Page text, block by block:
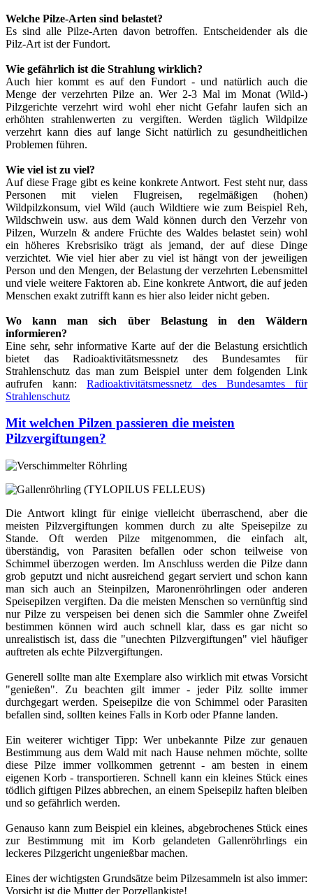
Welche Pilze-Arten sind belastet?
Es sind alle Pilze-Arten davon betroffen. Entscheidender als die
Pilz-Art ist der Fundort.
Wie gefährlich ist die Strahlung wirklich?
Auch hier kommt es auf den Fundort - und natürlich auch die
Menge der verzehrten Pilze an. Wer 2-3 Mal im Monat (Wild-)
Pilzgerichte verzehrt wird wohl eher nicht Gefahr laufen sich an
erhöhten strahlenwerten zu vergiften. Werden täglich Wildpilze
verzehrt kann dies auf lange Sicht natürlich zu gesundheitlichen
Problemen führen.
Wie viel ist zu viel?
Auf diese Frage gibt es keine konkrete Antwort. Fest steht nur, dass
Personen mit vielen Flugreisen, regelmäßigen (hohen)
Wildpilzkonsum, viel Wild (auch Wildtiere wie zum Beispiel Reh,
Wildschwein usw. aus dem Wald können durch den Verzehr von
Pilzen, Wurzeln & andere Früchte des Waldes belastet sein) wohl
ein höheres Krebsrisiko trägt als jemand, der auf diese Dinge
verzichtet. Wie viel hier aber zu viel ist hängt von der jeweiligen
Person und den Mengen, der Belastung der verzehrten Lebensmittel
und viele weitere Faktoren ab. Eine konkrete Antwort, die auf jeden
Menschen exakt zutrifft kann es hier also leider nicht geben.
Wo kann man sich über Belastung in den Wäldern
informieren?
Eine sehr, sehr informative Karte auf der die Belastung ersichtlich
bietet das Radioaktivitätsmessnetz des Bundesamtes für
Strahlenschutz das man zum Beispiel unter dem folgenden Link
aufrufen kann: Radioaktivitätsmessnetz des Bundesamtes für
Strahlenschutz
Mit welchen Pilzen passieren die meisten
Pilzvergiftungen?
Die Antwort klingt für einige vielleicht überraschend, aber die
meisten Pilzvergiftungen kommen durch zu alte Speisepilze zu
Stande. Oft werden Pilze mitgenommen, die einfach alt,
überständig, von Parasiten befallen oder schon teilweise von
Schimmel überzogen werden. Im Anschluss werden die Pilze dann
grob geputzt und nicht ausreichend gegart serviert und schon kann
man sich auch an Steinpilzen, Maronenröhrlingen oder anderen
Speisepilzen vergiften. Da die meisten Menschen so vernünftig sind
nur Pilze zu verspeisen bei denen sich die Sammler ohne Zweifel
bestimmen können wird auch schnell klar, dass es gar nicht so
unrealistisch ist, dass die "unechten Pilzvergiftungen" viel häufiger
auftreten als echte Pilzvergiftungen.
Generell sollte man alte Exemplare also wirklich mit etwas Vorsicht
"genießen". Zu beachten gilt immer - jeder Pilz sollte immer
durchgegart werden. Speisepilze die von Schimmel oder Parasiten
befallen sind, sollten keines Falls in Korb oder Pfanne landen.
Ein weiterer wichtiger Tipp: Wer unbekannte Pilze zur genauen
Bestimmung aus dem Wald mit nach Hause nehmen möchte, sollte
diese Pilze immer vollkommen getrennt - am besten in einem
eigenen Korb - transportieren. Schnell kann ein kleines Stück eines
tödlich giftigen Pilzes abbrechen, an einem Speisepilz haften bleiben
und so gefährlich werden.
Genauso kann zum Beispiel ein kleines, abgebrochenes Stück eines
zur Bestimmung mit im Korb gelandeten Gallenröhrlings ein
leckeres Pilzgericht ungenießbar machen.
Eines der wichtigsten Grundsätze beim Pilzesammeln ist also immer:
Vorsicht ist die Mutter der Porzellankiste!